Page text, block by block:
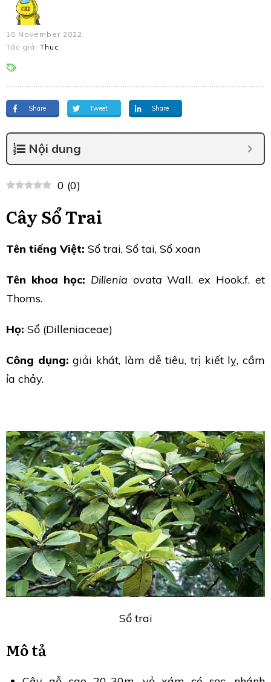
10 November 2022
Tác giả: Thuc
Share Tweet Share
Nội dung
0 (0)
Cây Sổ Trai
Tên tiếng Việt: Sổ trai, Sổ tai, Sổ xoan
Tên khoa học: Dillenia ovata Wall. ex Hook.f. et
Thoms.
Họ: Sổ (Dilleniaceae)
Công dụng:giải khát, làm dễ tiêu, trị kiết lỵ, cầm
ỉa chảy.
Sổ trai
Mô tả